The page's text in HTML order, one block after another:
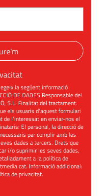
la següent informació
DE DADES Responsable del
S.L. Finalitat del tractament:
els usuaris d'aquest formulari
de l'interessat en enviar-nos el
El personal, la direcció de
per complir amb les
dades a tercers. Drets que
i/o suprimir les seves dades,
a la política de
. Informació addicional:
de privacitat.